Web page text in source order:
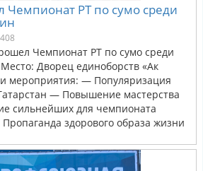
Чемпионат РТ по сумо среди
408
Чемпионат РТ по сумо среди
Дворец единоборств «Ак
мероприятия: — Популяризация
— Повышение мастерства
сильнейших для чемпионата
здорового образа жизни